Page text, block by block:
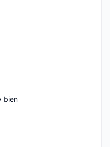
bien